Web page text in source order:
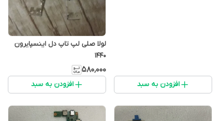
افزودن به سبد
لولا صلی لپ تاپ دل اینسپایرون
1440
۵۸۰٬۰۰۰
افزودن به سبد